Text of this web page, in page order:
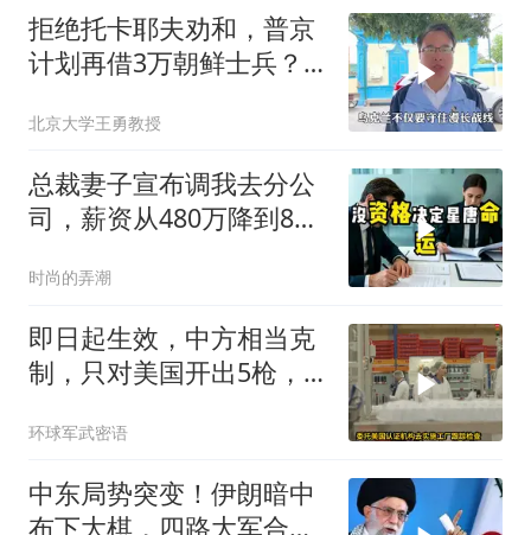
拒绝托卡耶夫劝和，普京
计划再借3万朝鲜士兵？
北京大学王勇教授
总裁妻子宣布调我去分公
司，薪资从480万降到8
时尚的弄潮
即日起生效，中方相当克
制，只对美国开出5枪，
环球军武密语
中东局势突变！伊朗暗中
布下大棋，四路大军合